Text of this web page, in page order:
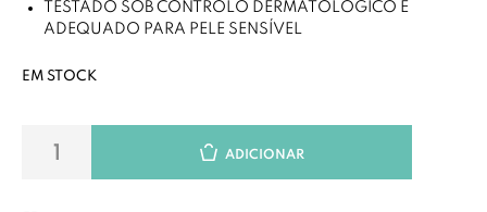
TESTADO SOB CONTROLO DERMATOLÓGICO E
ADEQUADO PARA PELE SENSÍVEL
EM STOCK
ADICIONAR